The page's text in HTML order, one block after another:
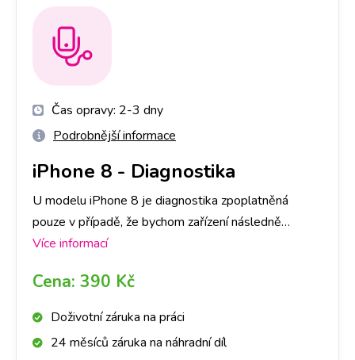
Čas opravy: 2-3 dny
Podrobnější informace
iPhone 8 - Diagnostika
U modelu iPhone 8 je diagnostika zpoplatněná
pouze v případě, že bychom zařízení následně
neopravovali a to částkou dle ceníku. V opačném
nutné provedení diagnostiky u nás na pobočce,
abychom dokázali přesně určit, co danou závadu
způsobuje. Následně, po jejím provedení, se s Vámi
spojíme a domluvíme se ohledně dalšího postupu
Více informací
Cena: 390 Kč
Doživotní záruka na práci
24 měsíců záruka na náhradní díl